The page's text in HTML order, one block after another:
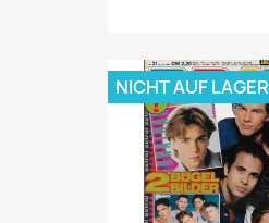
NICHT AUF LAGER